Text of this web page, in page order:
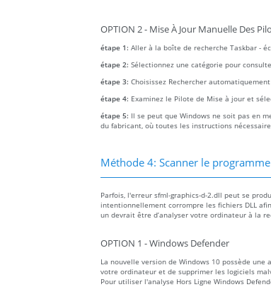
OPTION 2 - Mise À Jour Manuelle Des
étape 1: Aller à la boîte de recherche Taskbar -
étape 2: Sélectionnez une catégorie pour
étape 3: Choisissez Rechercher
étape 4: Examinez le Pilote de Mise à jour et
étape 5: Il se peut que Windows ne soit pas en
du fabricant, où toutes les instructions
Méthode 4: Scanner le
Parfois, l'erreur sfml-graphics-d-2.dll peut se
intentionnellement corrompre les fichiers DLL
un devrait être d’analyser votre ordinateur à la
OPTION 1 - Windows Defender
La nouvelle version de Windows 10 possède
votre ordinateur et de supprimer les logiciels
Pour utiliser l'analyse Hors Ligne Windows